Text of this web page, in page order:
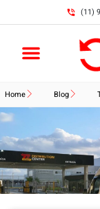
(11)
Home Blog